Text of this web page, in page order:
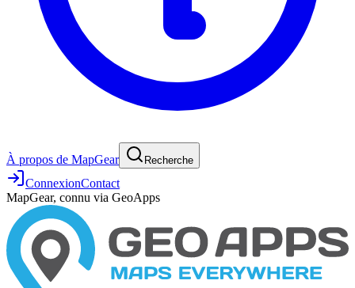
À propos de MapGear Recherche
ConnexionContact
MapGear, connu via GeoApps